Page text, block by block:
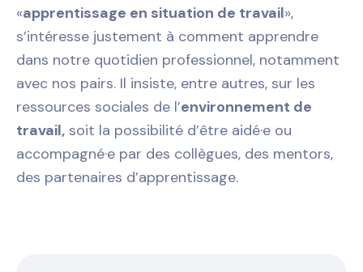
«apprentissage en situation de travail»,
s’intéresse justement à comment apprendre
dans notre quotidien professionnel, notamment
avec nos pairs. Il insiste, entre autres, sur les
ressources sociales de l’environnement de
travail, soit la possibilité d’être aidé·e ou
accompagné·e par des collègues, des mentors,
des partenaires d’apprentissage.